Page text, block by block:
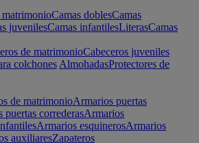
matrimonioCamas doblesCamas
juvenilesCamas infantilesLiterasCamas
de matrimonioCabeceros juveniles
colchones AlmohadasProtectores de
de matrimonioArmarios puertas
puertas correderasArmarios
Armarios esquinerosArmarios
auxiliaresZapateros